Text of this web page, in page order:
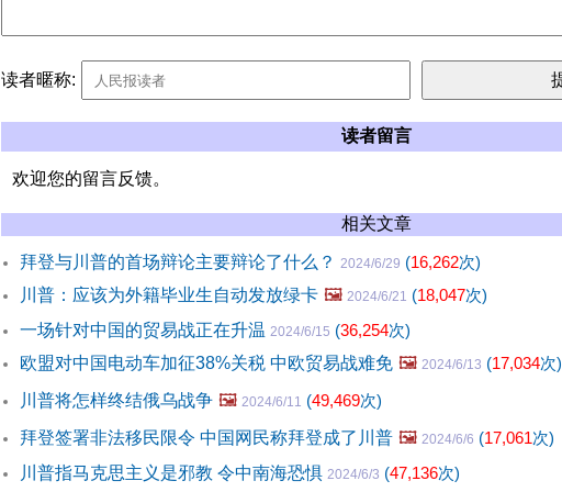
读者暱称:
读者留言
欢迎您的留言反馈。
相关文章
拜登与川普的首场辩论主要辩论了什么？ 2024/6/29 (16,262次)
川普：应该为外籍毕业生自动发放绿卡 🖼️ 2024/6/21 (18,047次)
一场针对中国的贸易战正在升温 2024/6/15 (36,254次)
欧盟对中国电动车加征38%关税 中欧贸易战难免 🖼️ 2024/6/13 (17,034次)
川普将怎样终结俄乌战争 🖼️ 2024/6/11 (49,469次)
拜登签署非法移民限令 中国网民称拜登成了川普 🖼️ 2024/6/6 (17,061次)
川普指马克思主义是邪教 令中南海恐惧 2024/6/3 (47,136次)